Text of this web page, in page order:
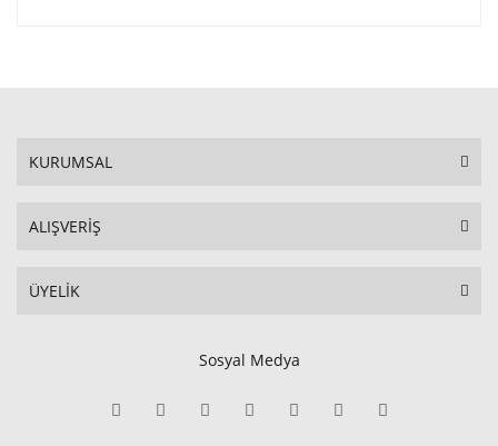
KURUMSAL
ALIŞVERİŞ
ÜYELİK
Sosyal Medya